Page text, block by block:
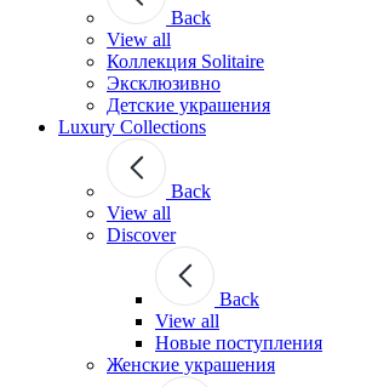
Back
View all
Коллекция Solitaire
Эксклюзивно
Детские украшения
Luxury Collections
Back
View all
Discover
Back
View all
Новые поступления
Женские украшения